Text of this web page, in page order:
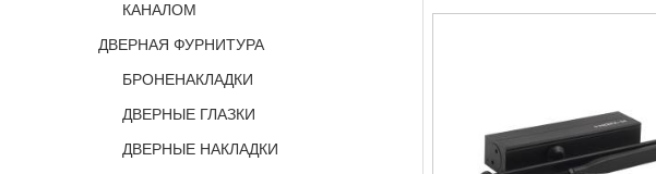
КАНАЛОМ
ДВЕРНАЯ ФУРНИТУРА
БРОНЕНАКЛАДКИ
ДВЕРНЫЕ ГЛАЗКИ
ДВЕРНЫЕ НАКЛАДКИ